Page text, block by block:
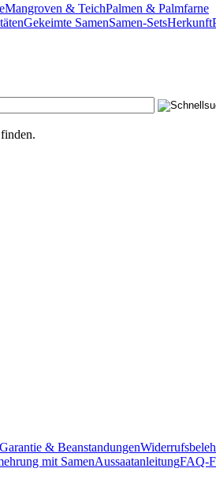
Mangroven & TeichPalmen & Palmfarne
Gekeimte SamenSamen-SetsHerkunft
Garantie & Beanstandungen
mit SamenAussaatanleitungFAQ-